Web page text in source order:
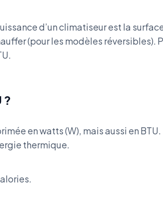
d’un climatiseur est la
(pour les modèles réversibles).
?
en watts (W), mais aussi en
thermique.